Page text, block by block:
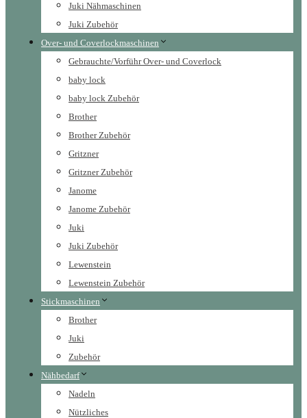
Juki Nähmaschinen
Juki Zubehör
Over- und Coverlockmaschinen
Gebrauchte/Vorführ Over- und Coverlock
baby lock
baby lock Zubehör
Brother
Brother Zubehör
Gritzner
Gritzner Zubehör
Janome
Janome Zubehör
Juki
Juki Zubehör
Lewenstein
Lewenstein Zubehör
Stickmaschinen
Brother
Juki
Zubehör
Nähbedarf
Nadeln
Nützliches